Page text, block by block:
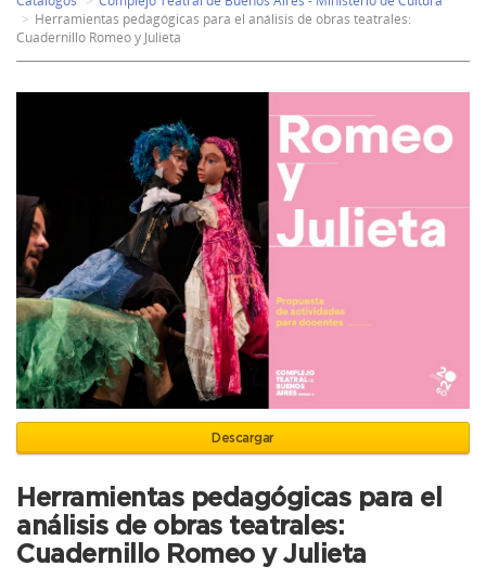
Herramientas pedagógicas para el análisis de obras teatrales:
Cuadernillo Romeo y Julieta
Descargar
Herramientas pedagógicas para el
análisis de obras teatrales:
Cuadernillo Romeo y Julieta